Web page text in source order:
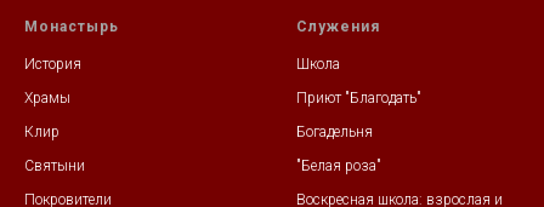
Монастырь
История
Храмы
Клир
Святыни
Покровители
Служения
Школа
Приют "Благодать"
Богадельня
"Белая роза"
Воскресная школа: взрослая и